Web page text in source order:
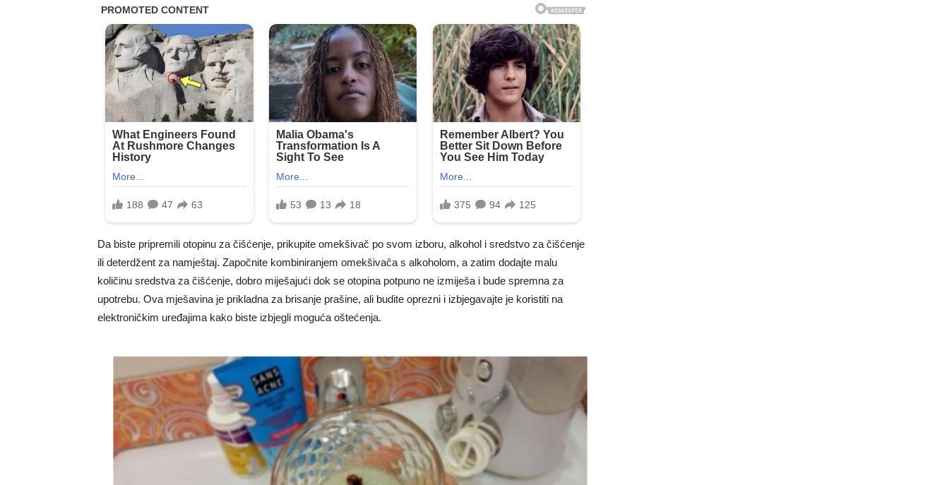
Da biste pripremili otopinu za čišćenje, prikupite omekšivač po svom izboru, alkohol i sredstvo za čišćenje
ili deterdžent za namještaj. Započnite kombiniranjem omekšivača s alkoholom, a zatim dodajte malu
količinu sredstva za čišćenje, dobro miješajući dok se otopina potpuno ne izmiješa i bude spremna za
upotrebu. Ova mješavina je prikladna za brisanje prašine, ali budite oprezni i izbjegavajte je koristiti na
elektroničkim uređajima kako biste izbjegli moguća oštećenja.